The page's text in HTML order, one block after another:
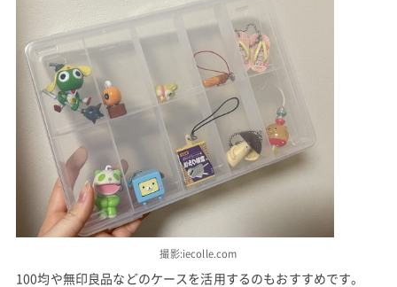
撮影:iecolle.com
100均や無印良品などのケースを活用するのもおすすめです。